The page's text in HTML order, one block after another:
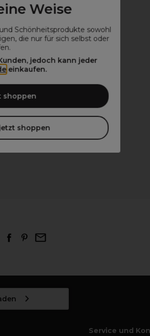
Weise
Schönheitsprodukte sowohl
die nur für sich selbst oder
jedoch kann jeder
einkaufen.
shoppen
shoppen
Service und